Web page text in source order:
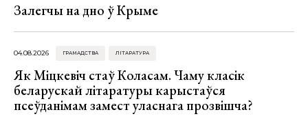
Залегчы на дно ў Крыме
04.08.2026 ГРАМАДСТВА ЛІТАРАТУРА
Як Міцкевіч стаў Коласам. Чаму класік
беларускай літаратуры карыстаўся
псеўданімам замест уласнага прозвішча?